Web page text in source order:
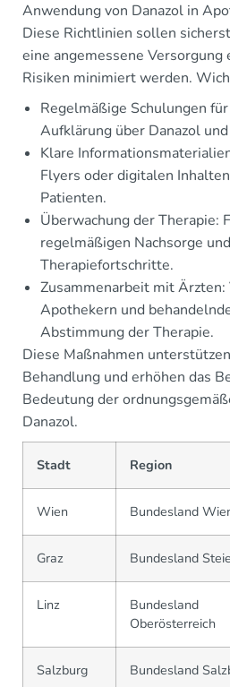
Anwendung von Danazol in
Diese Richtlinien sollen
eine angemessene
Risiken minimiert werden.
Regelmäßige Schulungen
Aufklärung über Danazol
Klare
Flyers oder digitalen
Patienten.
Überwachung der Therapie:
regelmäßigen Nachsorge
Therapiefortschritte.
Zusammenarbeit mit Ärzten:
Apothekern und
Abstimmung der Therapie.
Diese Maßnahmen
Behandlung und erhöhen das
Bedeutung der
Danazol.
Stadt Region
Wien Bundesland
Graz Bundesland
Linz
Bundesland
Oberösterreich
Salzburg Bundesland